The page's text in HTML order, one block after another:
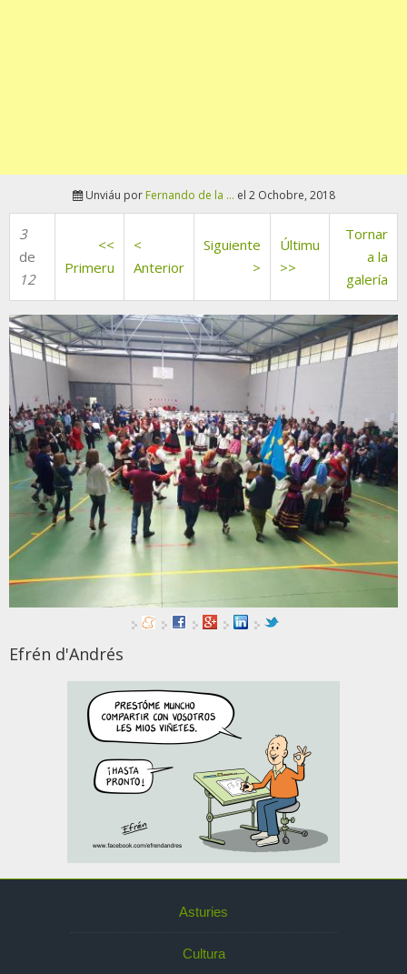
Unviáu por Fernando de la ... el 2 Ochobre, 2018
3
de
12
<<
Primeru
<
Anterior
Siguiente
>
Últimu
>>
Tornar
a la
galería
Efrén d'Andrés
Asturies
Cultura